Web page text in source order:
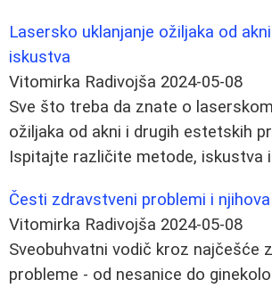
Lasersko uklanjanje ožiljaka od
iskustva
Vitomirka Radivojša 2024-05-08
Sve što treba da znate o
ožiljaka od akni i drugih estetskih
Ispitajte različite metode, iskustva
Česti zdravstveni problemi i
Vitomirka Radivojša 2024-05-08
Sveobuhvatni vodič kroz najčešće
probleme - od nesanice do